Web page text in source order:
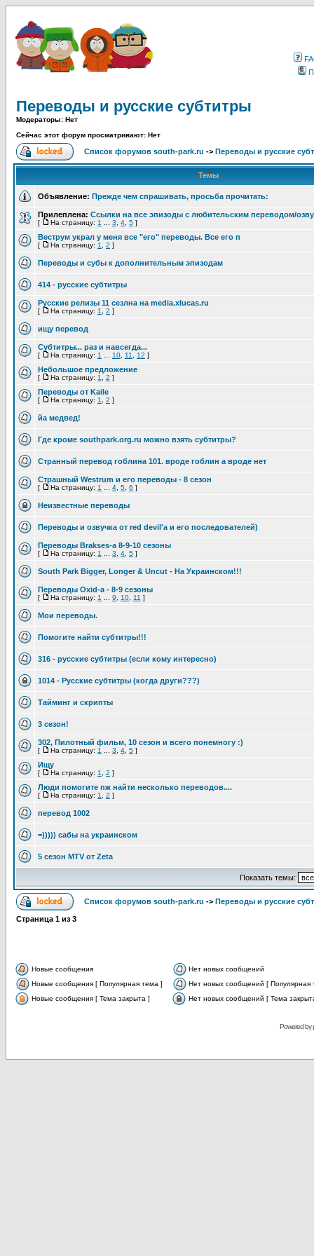
Переводы и русские субтитры
Модераторы: Нет
Сейчас этот форум просматривают: Нет
Список форумов south-park.ru -> Переводы и русские
Темы
Объявление: Прежде чем спрашивать, просьба прочитать:
Прилеплена: Ссылки на все эпизоды с любительским переводом/
[ На страницу: 1 3 4 5 ]
Веструм украл у меня все "его" переводы. Все его п
[ На страницу: 1 2 ]
Переводы и субы к дополнительным эпизодам
414 - русские субтитры
Русские релизы 11 сезлна на media.xlucas.ru
[ На страницу: 1 2 ]
ищу перевод
Субтитры... раз и навсегда...
[ На страницу: 1 10 11 12 ]
Небольшое предложение
[ На страницу: 1 2 ]
Переводы от Kaile
[ На страницу: 1 2 ]
йа медвед!
Где кроме southpark.org.ru можно взять субтитры?
Странный перевод гоблина 101. вроде гоблин а вроде нет
Страшный Westrum и его переводы - 8 сезон
[ На страницу: 1 4 5 6 ]
Неизвестные переводы
Переводы и озвучка от red devil'a и его последователей)
Переводы Brakses-a 8-9-10 сезоны
[ На страницу: 1 3 4 5 ]
South Park Bigger, Longer & Uncut - На Украинском!!!
Переводы Oxid-a - 8-9 сезоны
[ На страницу: 1 9 10 11 ]
Мои переводы.
Помогите найти субтитры!!!
316 - русские субтитры (если кому интересно)
1014 - Русские субтитры (когда други???)
Тайминг и скрипты
3 сезон!
302, Пилотный фильм, 10 сезон и всего понемногу :)
[ На страницу: 1 3 4 5 ]
Ищу
[ На страницу: 1 2 ]
Люди помогите пж найти несколько переводов....
[ На страницу: 1 2 ]
перевод 1002
=))))) сабы на украинском
5 сезон MTV от Zeta
Показать темы:
Список форумов south-park.ru -> Переводы и русские
Страница 1 из 3
Новые сообщения
Нет новых сообщений
Новые сообщения [ Популярная тема ]
Нет новых сообщений [ Популярная
Новые сообщения [ Тема закрыта ]
Нет новых сообщений [ Тема
Powered by